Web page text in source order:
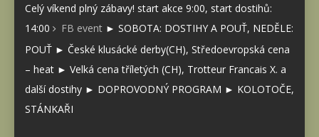
Celý víkend plný zábavy! start akce 9:00, start dostihů:
14:00
FB event ► SOBOTA: DOSTIHY A POUŤ, NEDĚLE:
POUŤ ► České klusácké derby(CH), Středoevropská cena
– heat ► Velká cena tříletých (CH), Trotteur Francais X. a
další dostihy ► DOPROVODNÝ PROGRAM ► KOLOTOČE,
STÁNKAŘI